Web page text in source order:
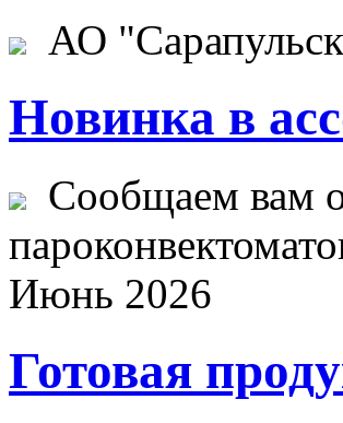
АО
Новинка в
Сообщаем вам о
Июнь 2026
Готовая